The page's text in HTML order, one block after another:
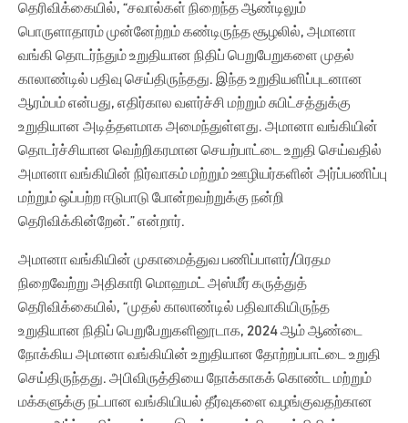
தெரிவிக்கையில், “சவால்கள் நிறைந்த ஆண்டிலும்
பொருளாதாரம் முன்னேற்றம் கண்டிருந்த சூழலில், அமானா
வங்கி தொடர்ந்தும் உறுதியான நிதிப் பெறுபேறுகளை முதல்
காலாண்டில் பதிவு செய்திருந்தது. இந்த உறுதியளிப்புடனான
ஆரம்பம் என்பது, எதிர்கால வளர்ச்சி மற்றும் சுபிட்சத்துக்கு
உறுதியான அடித்தளமாக அமைந்துள்ளது. அமானா வங்கியின்
தொடர்ச்சியான வெற்றிகரமான செயற்பாட்டை உறுதி செய்வதில்
அமானா வங்கியின் நிர்வாகம் மற்றும் ஊழியர்களின் அர்ப்பணிப்பு
மற்றும் ஒப்பற்ற ஈடுபாடு போன்றவற்றுக்கு நன்றி
தெரிவிக்கின்றேன்.” என்றார்.
அமானா வங்கியின் முகாமைத்துவ பணிப்பாளர்/பிரதம
நிறைவேற்று அதிகாரி மொஹமட் அஸ்மீர் கருத்துத்
தெரிவிக்கையில், “முதல் காலாண்டில் பதிவாகியிருந்த
உறுதியான நிதிப் பெறுபேறுகளினூடாக, 2024 ஆம் ஆண்டை
நோக்கிய அமானா வங்கியின் உறுதியான தோற்றப்பாட்டை உறுதி
செய்திருந்தது. அபிவிருத்தியை நோக்காகக் கொண்ட மற்றும்
மக்களுக்கு நட்பான வங்கியியல் தீர்வுகளை வழங்குவதற்கான